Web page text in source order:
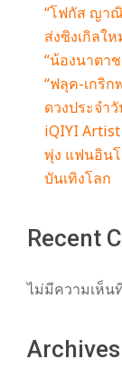
“โฟกัส ญาณิ
ส่งซิงเกิลใ
“น้องนาตา
“ฟลุค-เกริ
ดวงประจำ
iQIYI
พุ่ง แฟนอิน
บันเทิงโลก
Recent
ไม่มีความเห็น
Archives